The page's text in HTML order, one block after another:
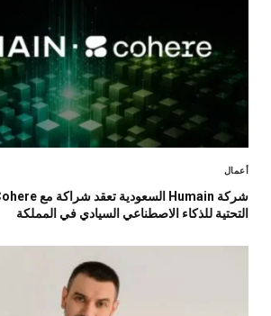
أعمال
التحتية للذكاء الاصطناعي السيادي في المملكة